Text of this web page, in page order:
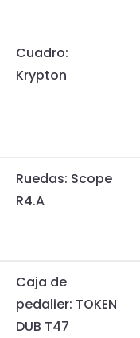
Cuadro:
Krypton
Ruedas: Scope
R4.A
Caja de
pedalier: TOKEN
DUB T47